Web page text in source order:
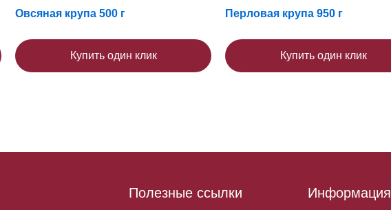
Овсяная крупа 500 г
Купить один клик
Перловая крупа 950 г
Купить один клик
Полезные ссылки Информация